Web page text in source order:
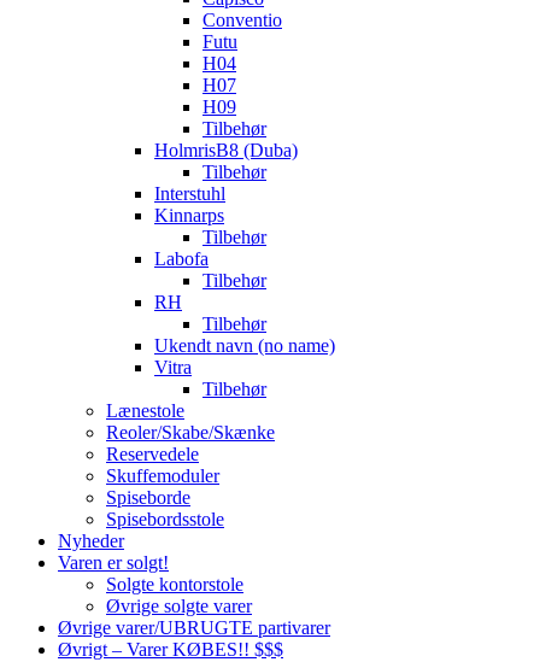
Conventio
Futu
H04
H07
H09
Tilbehør
HolmrisB8 (Duba)
Tilbehør
Interstuhl
Kinnarps
Tilbehør
Labofa
Tilbehør
RH
Tilbehør
Ukendt navn (no name)
Vitra
Tilbehør
Lænestole
Reoler/Skabe/Skænke
Reservedele
Skuffemoduler
Spiseborde
Spisebordsstole
Nyheder
Varen er solgt!
Solgte kontorstole
Øvrige solgte varer
Øvrige varer/UBRUGTE partivarer
Øvrigt – Varer KØBES!! $$$